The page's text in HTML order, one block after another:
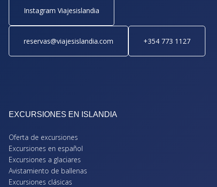
Instagram Viajesislandia
reservas@viajesislandia.com +354 773 1127
EXCURSIONES EN ISLANDIA
Oferta de excursiones
Excursiones en español
Excursiones a glaciares
Avistamiento de ballenas
Excursiones clásicas